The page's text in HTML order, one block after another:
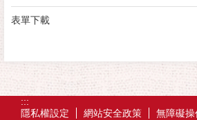
表單下載
:::
隱私權設定
網站安全政策 無障礙操